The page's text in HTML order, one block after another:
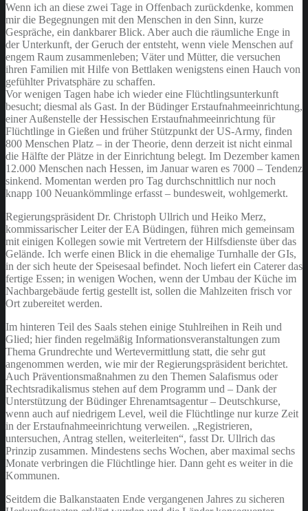
Wenn ich an diese zwei Tage in Offenbach zurückdenke, kommen
mir die Begegnungen mit den Menschen in den Sinn, kurze
Gespräche, ein dankbarer Blick. Aber auch die räumliche Enge in
der Unterkunft, der Geruch der entsteht, wenn viele Menschen auf
engem Raum zusammenleben; Väter und Mütter, die versuchen
ihren Familien mit Hilfe von Bettlaken wenigstens einen Hauch von
gefühlter Privatsphäre zu schaffen.
Vor wenigen Tagen habe ich wieder eine Flüchtlingsunterkunft
besucht; diesmal als Gast. In der Büdinger Erstaufnahmeeinrichtung,
einer Außenstelle der Hessischen Erstaufnahmeeinrichtung für
Flüchtlinge in Gießen und früher Stützpunkt der US-Army, finden
800 Menschen Platz – in der Theorie, denn derzeit ist nicht einmal
die Hälfte der Plätze in der Einrichtung belegt. Im Dezember kamen
12.000 Menschen nach Hessen, im Januar waren es 7000 – Tendenz
sinkend. Momentan werden pro Tag durchschnittlich nur noch
knapp 100 Neuankömmlinge erfasst – bundesweit, wohlgemerkt.
Regierungspräsident Dr. Christoph Ullrich und Heiko Merz,
kommissarischer Leiter der EA Büdingen, führen mich gemeinsam
mit einigen Kollegen sowie mit Vertretern der Hilfsdienste über das
Gelände. Ich werfe einen Blick in die ehemalige Turnhalle der GIs,
in der sich heute der Speisesaal befindet. Noch liefert ein Caterer das
fertige Essen; in wenigen Wochen, wenn der Umbau der Küche im
Nachbargebäude fertig gestellt ist, sollen die Mahlzeiten frisch vor
Ort zubereitet werden.
Im hinteren Teil des Saals stehen einige Stuhlreihen in Reih und
Glied; hier finden regelmäßig Informationsveranstaltungen zum
Thema Grundrechte und Wertevermittlung statt, die sehr gut
angenommen werden, wie mir der Regierungspräsident berichtet.
Auch Präventionsmaßnahmen zu den Themen Salafismus oder
Rechtsradikalismus stehen auf dem Programm und – Dank der
Unterstützung der Büdinger Ehrenamtsagentur – Deutschkurse,
wenn auch auf niedrigem Level, weil die Flüchtlinge nur kurze Zeit
in der Erstaufnahmeeinrichtung verweilen. „Registrieren,
untersuchen, Antrag stellen, weiterleiten“, fasst Dr. Ullrich das
Prinzip zusammen. Mindestens sechs Wochen, aber maximal sechs
Monate verbringen die Flüchtlinge hier. Dann geht es weiter in die
Kommunen.
Seitdem die Balkanstaaten Ende vergangenen Jahres zu sicheren